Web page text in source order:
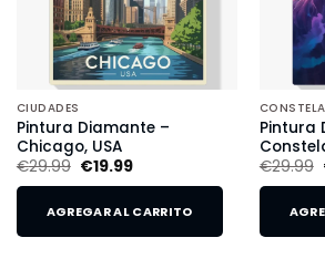
CIUDADES
Pintura Diamante –
Chicago, USA
€29.99 €19.99
AGREGAR AL CARRITO
Pintura
€29.99